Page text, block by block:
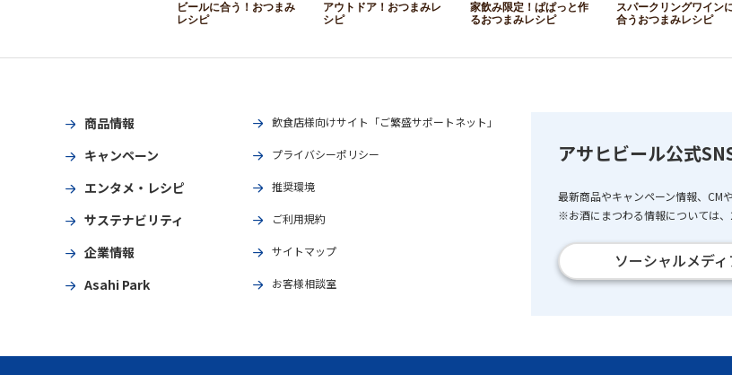
ビールに合う！おつまみ
レシピ
アウトドア！おつまみレ
シピ
家飲み限定！ぱぱっと作
るおつまみレシピ
スパークリングワイン
合うおつまみレシピ
商品情報
キャンペーン
エンタメ・レシピ
サステナビリティ
企業情報
Asahi Park
飲食店様向けサイト「ご繁盛サポートネット」
プライバシーポリシー
推奨環境
ご利用規約
サイトマップ
お客様相談室
アサヒビール公式
最新商品やキャンペーン情報、CM
※お酒にまつわる情報については、
ソーシャルメデ